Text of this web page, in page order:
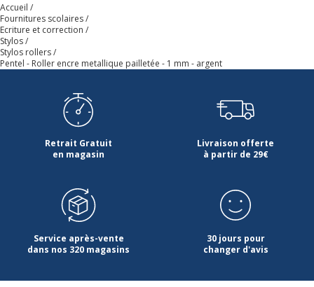
Accueil
Fournitures scolaires
Ecriture et correction
Stylos
Stylos rollers
Pentel - Roller encre metallique pailletée - 1 mm - argent
Retrait Gratuit
en magasin
Livraison offerte
à partir de 29€
Service après-vente
dans nos 320 magasins
30 jours pour
changer d'avis